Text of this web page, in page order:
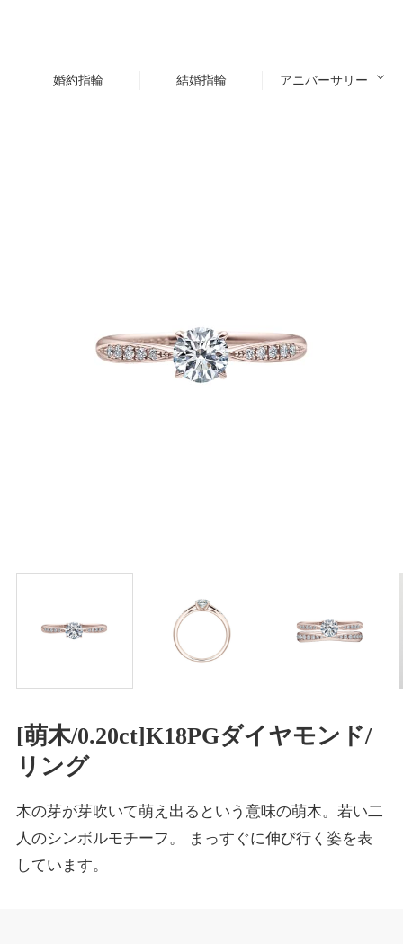
婚約指輪 結婚指輪 アニバーサリー
[萌木/0.20ct]K18PGダイヤモンド/
リング
木の芽が芽吹いて萌え出るという意味の萌木。若い二
人のシンボルモチーフ。 まっすぐに伸び行く姿を表
しています。